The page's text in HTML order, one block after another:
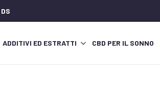
ADDITIVI ED ESTRATTI CBD PER IL SONNO